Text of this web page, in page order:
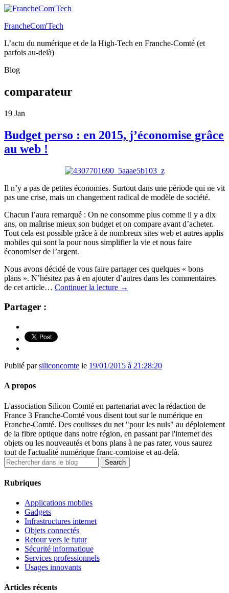
FrancheCom'Tech
L’actu du numérique et de la High-Tech en Franche-Comté (et
parfois au-delà)
Blog
comparateur
19 Jan
Budget perso : en 2015, j’économise grâce
au web !
Il n’y a pas de petites économies. Surtout dans une période qui ne vit
pas une crise, mais un changement radical de modèle de société.
Chacun l’aura remarqué : On ne consomme plus comme il y a dix
ans, on maîtrise mieux son budget et on compare avant d’acheter.
Tout cela est possible grâce à de nombreux sites web et autres applis
mobiles qui sont la pour nous simplifier la vie et nous faire
économiser de l’argent.
Nous avons décidé de vous faire partager ces quelques « bons
plans ». N’hésitez pas à en ajouter d’autres dans les commentaires
de cet article… Continuer la lecture →
Partager :
Publié parsiliconcomte le 19/01/2015 à 21:28:20
A propos
L'association Silicon Comté en partenariat avec la rédaction de
France 3 Franche-Comté vous disent tout sur le numérique en
Franche-Comté. Des coulisses du net "pour les nuls" au déploiement
de la fibre optique dans notre région, en passant par l'internet des
objets ou les nouveautés et bons plans à ne pas rater, vous saurez
tout de l'actualité numérique franc-comtoise et au-delà.
Rubriques
Applications mobiles
Gadgets
Infrastructures internet
Objets connectés
Retour vers le futur
Sécurité informatique
Services professionnels
Usages innovants
Articles récents